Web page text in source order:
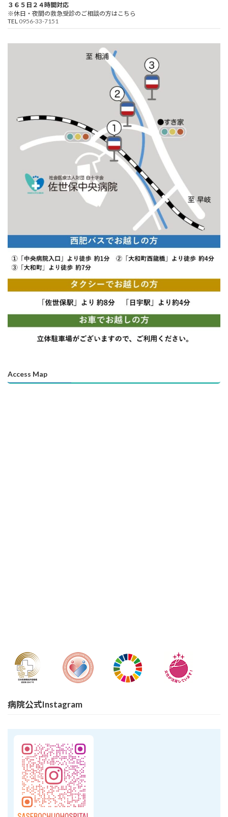
３６５日２４時間対応
※休日・夜間の救急受診のご相談の方はこちら
TEL 0956-33-7151
Access Map
病院公式Instagram